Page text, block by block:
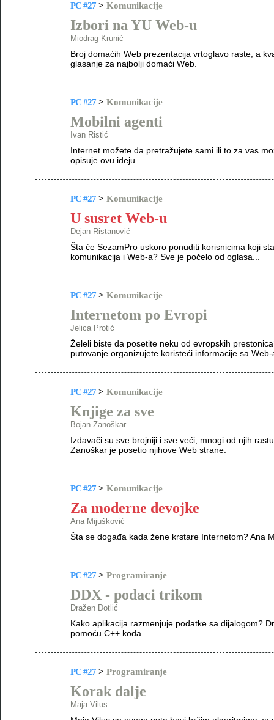
PC #27 > Komunikacije
Izbori na YU Web-u
Miodrag Krunić
Broj domaćih Web prezentacija vrtoglavo raste, a
glasanje za najbolji domaći Web.
PC #27 > Komunikacije
Mobilni agenti
Ivan Ristić
Internet možete da pretražujete sami ili to za vas
opisuje ovu ideju.
PC #27 > Komunikacije
U susret Web-u
Dejan Ristanović
Šta će SezamPro uskoro ponuditi korisnicima koji
komunikacija i Web-a? Sve je počelo od oglasa...
PC #27 > Komunikacije
Internetom po Evropi
Jelica Protić
Želeli biste da posetite neku od evropskih
putovanje organizujete koristeći informacije sa Web-
PC #27 > Komunikacije
Knjige za sve
Bojan Zanoškar
Izdavači su sve brojniji i sve veći; mnogi od njih
Zanoškar je posetio njihove Web strane.
PC #27 > Komunikacije
Za moderne devojke
Ana Mijušković
Šta se događa kada žene krstare Internetom? Ana
PC #27 > Programiranje
DDX - podaci trikom
Dražen Dotlić
Kako aplikacija razmenjuje podatke sa dijalogom?
pomoću C++ koda.
PC #27 > Programiranje
Korak dalje
Maja Vilus